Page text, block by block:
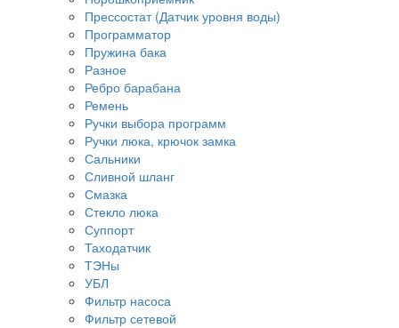
Прессостат (Датчик уровня воды)
Программатор
Пружина бака
Разное
Ребро барабана
Ремень
Ручки выбора программ
Ручки люка, крючок замка
Сальники
Сливной шланг
Смазка
Стекло люка
Суппорт
Таходатчик
ТЭНы
УБЛ
Фильтр насоса
Фильтр сетевой